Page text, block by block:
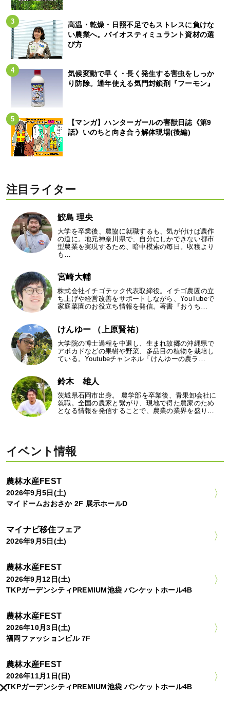
高温・乾燥・日照不足でもストレスに負けな
い農業へ。バイオスティミュラント資材の選
び方
気候変動で早く・長く発生する害虫をしっか
り防除。通年使える気門封鎖剤『フーモン』
【マンガ】ハンターガールの害獣日誌《第9
話》いのちと向き合う解体現場(後編)
注目ライター
鮫島 理央
大学を卒業後、農協に就職するも、気が付けば農作
の道に。地元神奈川県で、自分にしかできない都市
型農業を実現するため、暗中模索の毎日。収穫より
も…
宮崎大輔
株式会社イチゴテック代表取締役。イチゴ農園の立
ち上げや経営改善をサポートしながら、YouTubeで
家庭菜園のお役立ち情報を発信。著書『おうち…
けんゆー （上原賢祐）
大学院の博士過程を中退し、生まれ故郷の沖縄県で
アボカドなどの果樹や野菜、多品目の植物を栽培し
ている。Youtubeチャンネル「けんゆーの農ラ…
鈴木 雄人
茨城県石岡市出身。 農学部を卒業後、青果卸会社に
就職。全国の農家と繋がり、現地で得た農家のため
となる情報を発信することで、農業の業界を盛り…
イベント情報
農林水産FEST
2026年9月5日(土)
マイドームおおさか 2F 展示ホールD
マイナビ移住フェア
2026年9月5日(土)
農林水産FEST
2026年9月12日(土)
TKPガーデンシティPREMIUM池袋 バンケットホール4B
農林水産FEST
2026年10月3日(土)
福岡ファッションビル 7F
農林水産FEST
2026年11月1日(日)
TKPガーデンシティPREMIUM池袋 バンケットホール4B